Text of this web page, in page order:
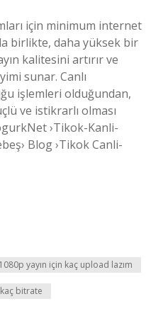
için minimum internet
birlikte, daha yüksek bir
kalitesini artırır ve
sunar. Canlı
işlemleri olduğundan,
ve istikrarlı olması
›Tikok-Kanli-
Blog ›Tikok Canli-
1080p yayın için kaç upload lazım
kaç bitrate